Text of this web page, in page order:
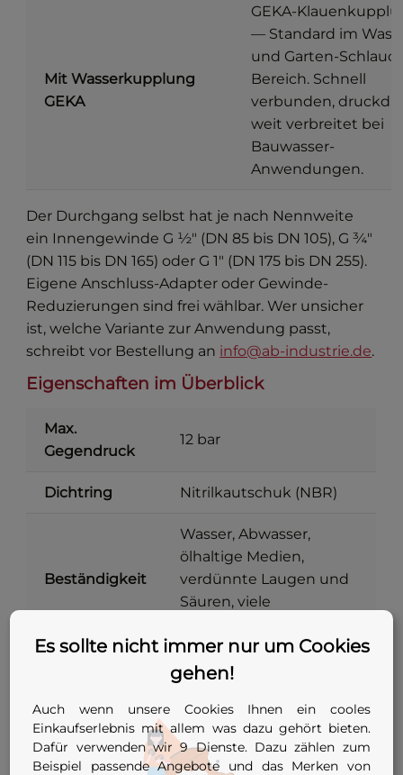
Mit Wasserkupplung
GEKA
GEKA-
— Standard im
und Garten-
Bereich. Schnell
verbunden,
weit verbreitet bei
Bauwasser-
Anwendungen.
Der Durchgang selbst hat je nach Nennweite
ein Innengewinde G ½″ (DN 85 bis DN 105), G ¾″
(DN 115 bis DN 165) oder G 1″ (DN 175 bis DN 255).
Eigene Anschluss-Adapter oder Gewinde-
Reduzierungen sind frei wählbar. Wer unsicher
ist, welche Variante zur Anwendung passt,
schreibt vor Bestellung an info@ab-industrie.de.
Eigenschaften im Überblick
Max.
Gegendruck
12 bar
Dichtring Nitrilkautschuk (NBR)
Beständigkeit
Wasser, Abwasser,
ölhaltige Medien,
verdünnte Laugen und
Säuren, viele
Stahl verzinkt
Bauform
Stopfen mit zentraler
Spannschraube
DN 85 bis DN 255 (78–
Es sollte nicht immer nur um Cookies
gehen!
Auch wenn unsere Cookies Ihnen ein cooles
Einkaufserlebnis mit allem was dazu gehört bieten.
Dafür verwenden wir 9 Dienste. Dazu zählen zum
Beispiel passende Angebote und das Merken von